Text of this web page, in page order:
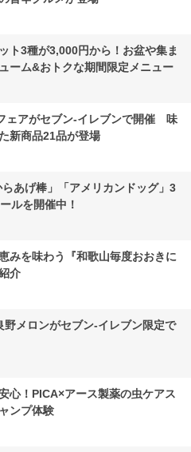
ト3種が3,000円から！お盆や集ま
ーム&おトクな期間限定メニュー
ェアがセブン-イレブンで開催 味
新商品21品が登場
あげ棒」「アメリカンドッグ」3
ルを開催中！
みを味わう『和歌山毎度おおきに
介
メロンがセブン‐イレブン限定で
心！PICA×アース製薬の虫ケアス
ンプ体験